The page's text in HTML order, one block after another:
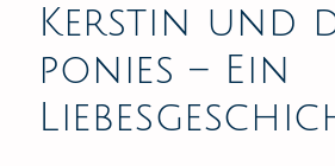
Kerstin und
ponies – Ein